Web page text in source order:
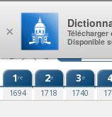
Aller au contenu
1re
1694
2e
1718
3e
1740
×
Télécharger
Disponible